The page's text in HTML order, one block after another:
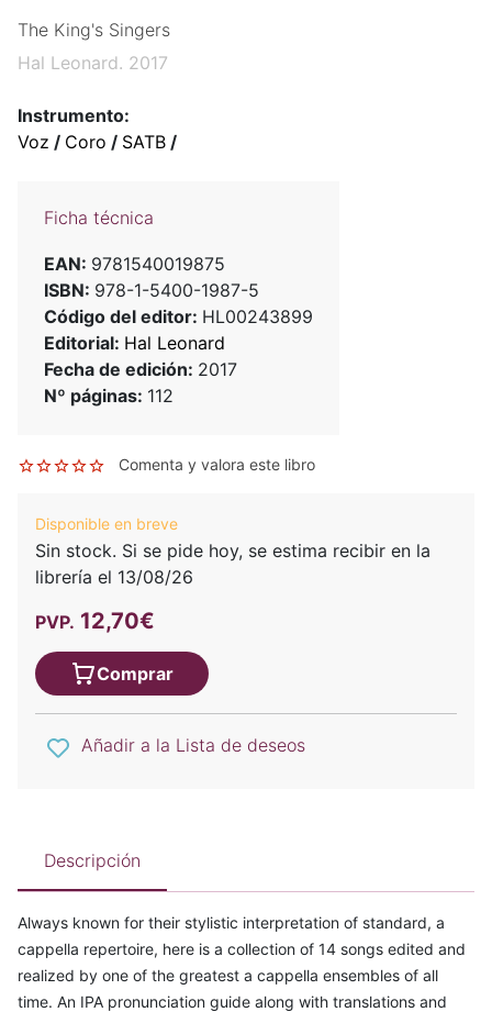
The King's Singers
Hal Leonard. 2017
Instrumento:
Voz / Coro / SATB /
Ficha técnica
EAN: 9781540019875
ISBN: 978-1-5400-1987-5
Código del editor: HL00243899
Editorial: Hal Leonard
Fecha de edición: 2017
Nº páginas: 112
Comenta y valora este libro
Disponible en breve
Sin stock. Si se pide hoy, se estima recibir en la
librería el 13/08/26
PVP. 12,70€
Comprar
Añadir a la Lista de deseos
Descripción
Always known for their stylistic interpretation of standard, a
cappella repertoire, here is a collection of 14 songs edited and
realized by one of the greatest a cappella ensembles of all
time. An IPA pronunciation guide along with translations and